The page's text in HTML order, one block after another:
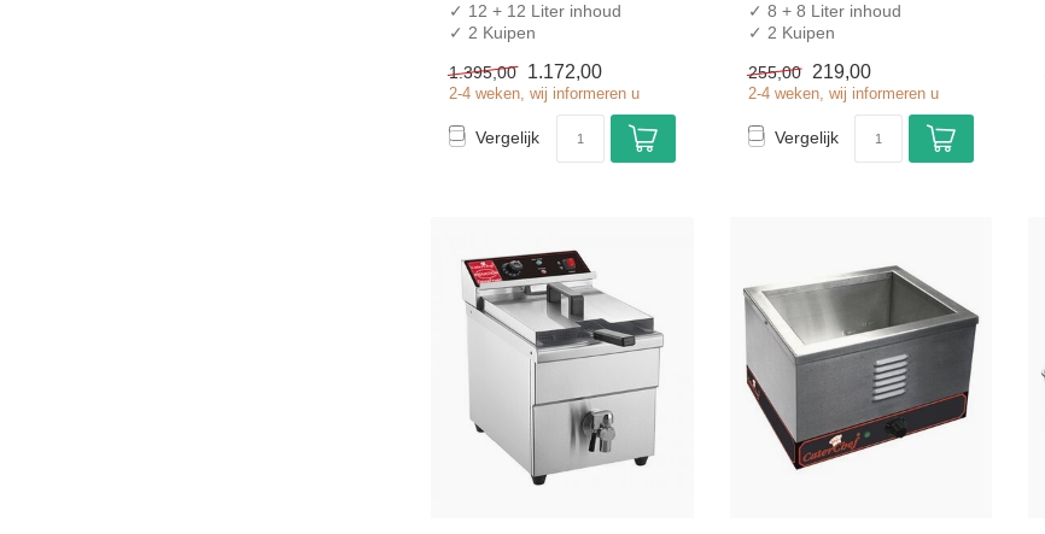
✓ 12 + 12 Liter inhoud
✓ 2 Kuipen
✓ Tafelmodel
✓ 2x 9 kW
1.395,00 1.172,00
2-4 weken, wij informeren u
Vergelijk
✓ 8 + 8 Liter inhoud
✓ 2 Kuipen
✓ Tafelmodel
✓ 2x 3,25 kW
255,00 219,00
2-4 weken, wij informeren u
Vergelijk